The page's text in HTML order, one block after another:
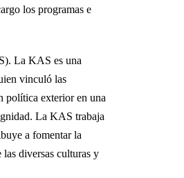
los programas e
La KAS es una
vinculó las
política exterior en una
La KAS trabaja
a fomentar la
diversas culturas y